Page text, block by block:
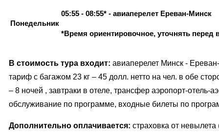
Понедельник
05:55 - 08:55* - авиаперелет Ереван-Минск
*Время ориентировочное, уточнять перед
В стоимость тура входит: авиаперелет Минск -
тариф с багажом 23 кг – 45 долл. нетто на чел. в обе
– 8 ночей , завтраки в отеле, трансфер аэропорт-отель-
обслуживание по программе, входные билеты по
Дополнительно оплачивается: страховка от